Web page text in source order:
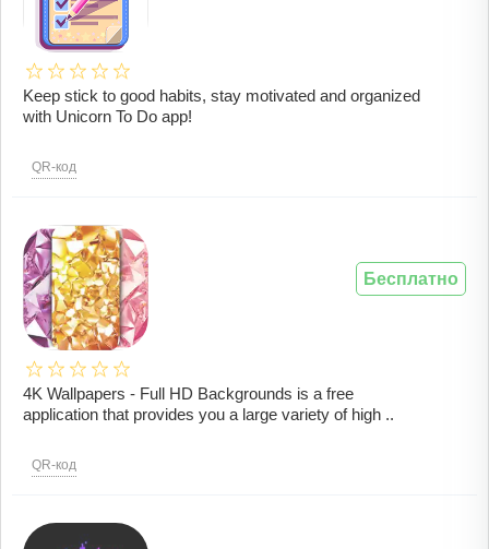
Keep stick to good habits, stay motivated and organized
with Unicorn To Do app!
QR-код
4K Wallpapers - Full HD Backgrounds is a free
application that provides you a large variety of high ..
QR-код
Бесплатно